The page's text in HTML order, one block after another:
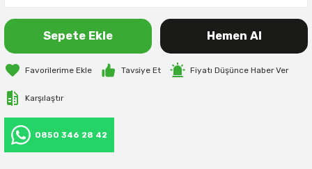
Sepete Ekle Hemen Al
Tavsiye Et Fiyatı Düşünce Haber Ver
Karşılaştır
0850 346 28 42